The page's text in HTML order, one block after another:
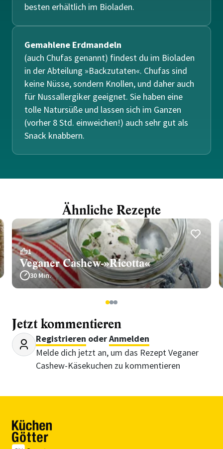
besten erhältlich im Bioladen.
Gemahlene Erdmandeln
(auch Chufas genannt) findest du im Bioladen
in der Abteilung »Backzutaten«. Chufas sind
keine Nüsse, sondern Knollen, und daher auch
für Nussallergiker geeignet. Sie haben eine
tolle Natursüße und lassen sich im Ganzen
(vorher 8 Std. einweichen!) auch sehr gut als
Snack knabbern.
Ähnliche Rezepte
1
Veganer Cashew-»Ricotta«
30 Min.
123
Jetzt kommentieren
Registrieren oderAnmelden
Melde dich jetzt an, um das Rezept Veganer
Cashew-Käsekuchen zu kommentieren